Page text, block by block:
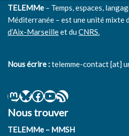
TELEMMe – Temps, espaces,
Méditerranée – est une unité mixte
d’Aix-Marseilleet duCNRS.
Nous écrire :telemme-contact [at]
Nous trouver
TELEMMe – MMSH